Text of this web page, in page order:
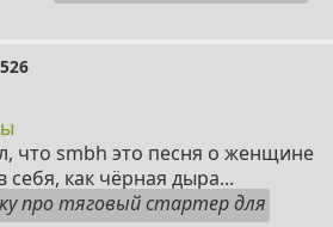
что smbh это песня о женщине
себя, как чёрная дыра...
про тяговый стартер для